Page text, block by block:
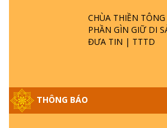
CHÙA THIỀN
PHẦN GÌN GIỮ DI
ĐƯA TIN | TTTD
THÔNG BÁO
GIẢI ĐÁP ĐẶC BIỆT
PHẬT KHÔNG NÓI?
HỘI GÌ? TỬ VÌ ĐẠO